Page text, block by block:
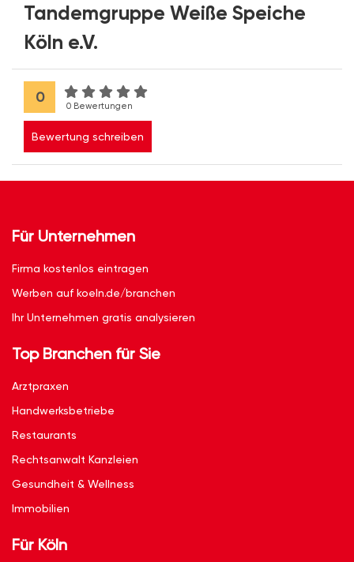
Tandemgruppe Weiße Speiche
Köln e.V.
0
0 Bewertungen
Bewertung schreiben
Für Unternehmen
Firma kostenlos eintragen
Werben auf koeln.de/branchen
Ihr Unternehmen gratis analysieren
Top Branchen für Sie
Arztpraxen
Handwerksbetriebe
Restaurants
Rechtsanwalt Kanzleien
Gesundheit & Wellness
Immobilien
Für Köln